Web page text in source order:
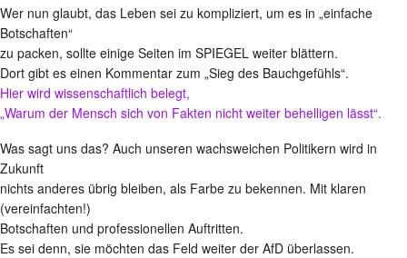
Wer nun glaubt, das Leben sei zu kompliziert, um es in „einfache
Botschaften“
zu packen, sollte einige Seiten im SPIEGEL weiter blättern.
Dort gibt es einen Kommentar zum „Sieg des Bauchgefühls“.
Hier wird wissenschaftlich belegt,
„Warum der Mensch sich von Fakten nicht weiter behelligen lässt“.
Was sagt uns das? Auch unseren wachsweichen Politikern wird in
Zukunft
nichts anderes übrig bleiben, als Farbe zu bekennen. Mit klaren
(vereinfachten!)
Botschaften und professionellen Auftritten.
Es sei denn, sie möchten das Feld weiter der AfD überlassen.